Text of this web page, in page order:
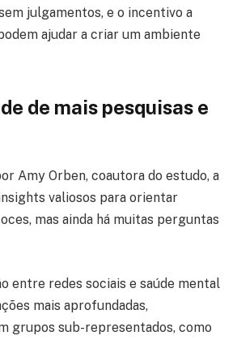
julgamentos, e o incentivo a
ajudar a criar um ambiente
de mais pesquisas e
Amy Orben, coautora do estudo, a
valiosos para orientar
mas ainda há muitas perguntas
entre redes sociais e saúde mental
mais aprofundadas,
grupos sub-representados, como